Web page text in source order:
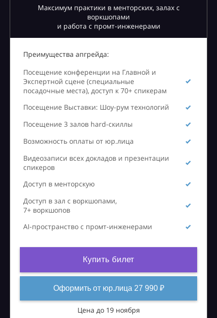
Максимум практики в менторских, залах с
воркшопами
и работа с промт-инженерами
Преимущества апгрейда:
Посещение конференции на Главной и
Экспертной сцене (специальные
посадочные места), доступ к 70+ спикерам
Посещение Выставки: Шоу-рум технологий
Посещение 3 залов hard-скиллы
Возможность оплаты от юр.лица
Видеозаписи всех докладов и презентации
спикеров
Доступ в менторскую
Доступ в зал с воркшопами,
7+ воркшопов
AI-пространство с промт-инженерами
Купить билет
Оформить от юр.лица 27 990 ₽
Цена до 19 ноября